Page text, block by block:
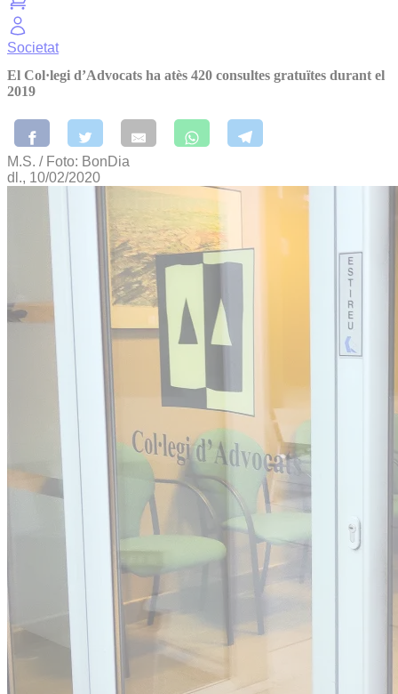
Societat
El Col·legi d’Advocats ha atès 420 consultes gratuïtes durant el
2019
M.S. / Foto: BonDia
dl., 10/02/2020